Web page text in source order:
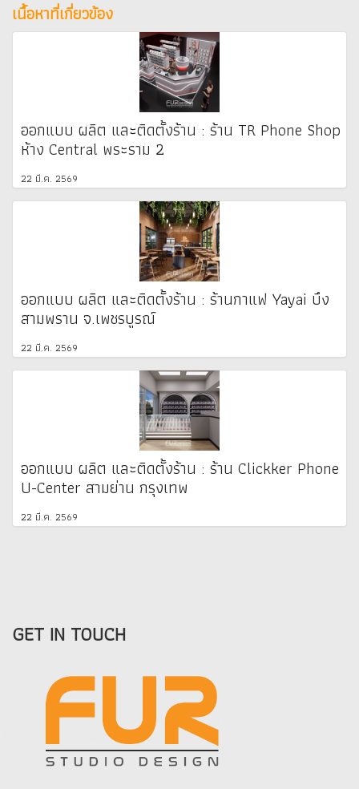
เนื้อหาที่เกี่ยวข้อง
ออกแบบ ผลิต และติดตั้งร้าน : ร้าน TR Phone Shop
ห้าง Central พระราม 2
22 มี.ค. 2569
ออกแบบ ผลิต และติดตั้งร้าน : ร้านกาแฟ Yayai บึง
สามพราน จ.เพชรบูรณ์
22 มี.ค. 2569
ออกแบบ ผลิต และติดตั้งร้าน : ร้าน Clickker Phone
U-Center สามย่าน กรุงเทพ
22 มี.ค. 2569
GET IN TOUCH